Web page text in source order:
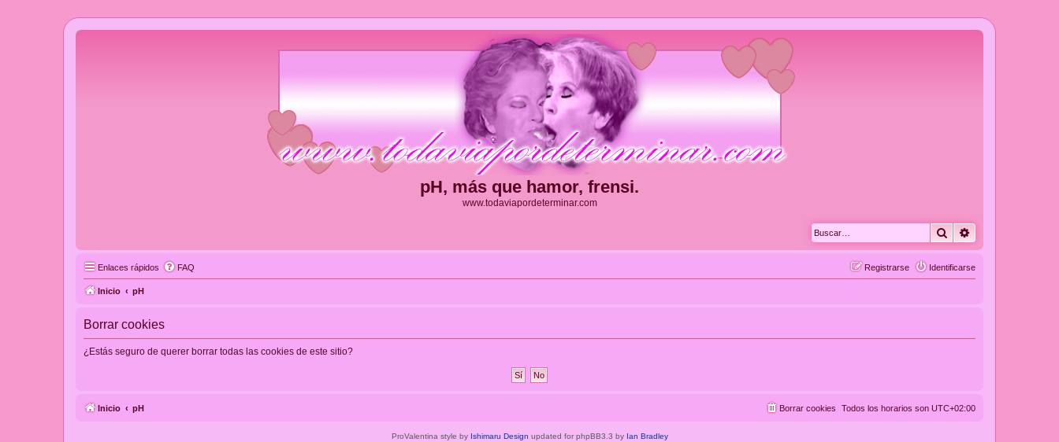
pH, más que hamor, frensi.
www.todaviapordeterminar.com
Buscar
Enlaces rápidos FAQ Identificarse
Registrarse
Inicio pH
Borrar cookies
¿Estás seguro de querer borrar todas las cookies de este sitio?
Inicio pH Todos los horarios son UTC+02:00
Borrar cookies
ProValentina style by Ishimaru Design updated for phpBB3.3 by Ian Bradley